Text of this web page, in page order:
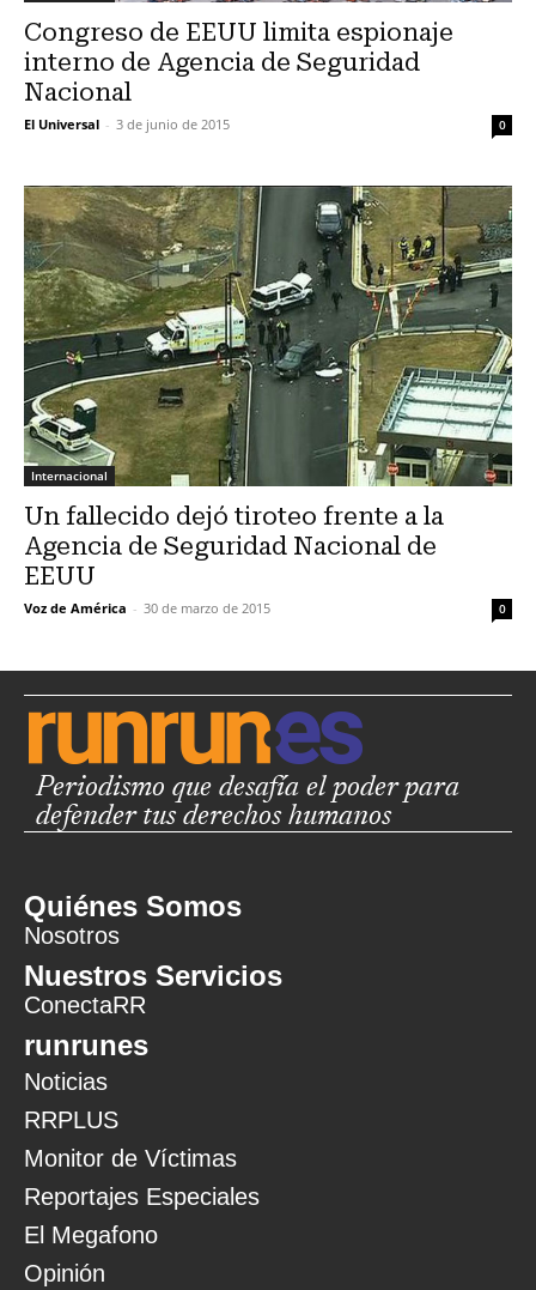
Congreso de EEUU limita espionaje
interno de Agencia de Seguridad
Nacional
El Universal - 3 de junio de 2015 0
Internacional
Un fallecido dejó tiroteo frente a la
Agencia de Seguridad Nacional de
EEUU
Voz de América - 30 de marzo de 2015 0
Periodismo que desafía el poder para
defender tus derechos humanos
Quiénes Somos
Nosotros
Nuestros Servicios
ConectaRR
runrunes
Noticias
RRPLUS
Monitor de Víctimas
Reportajes Especiales
El Megafono
Opinión